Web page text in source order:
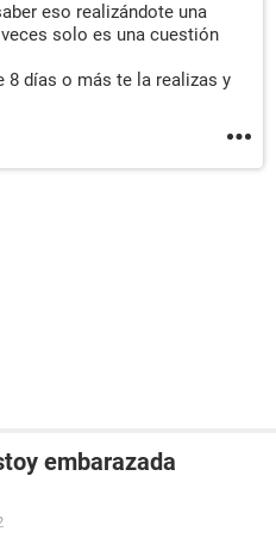
eso realizándote una
solo es una cuestión
8 días o más te la realizas y
embarazada